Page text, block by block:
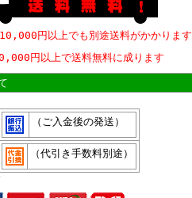
円以上でも別途送料がかかります
円以上で送料無料に成ります
（ご入金後の発送）
（代引き手数料別途）